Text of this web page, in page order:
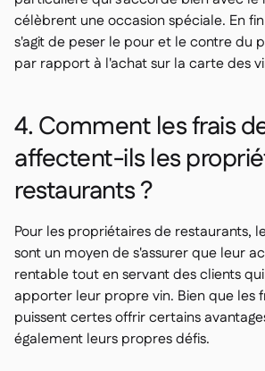
célèbrent une occasion spéciale. En
s'agit de peser le pour et le contre du
par rapport à l'achat sur la carte des
4. Comment les frais
affectent-ils les
restaurants ?
Pour les propriétaires de restaurants,
sont un moyen de s'assurer que leur
rentable tout en servant des clients
apporter leur propre vin. Bien que les
puissent certes offrir certains
également leurs propres défis.